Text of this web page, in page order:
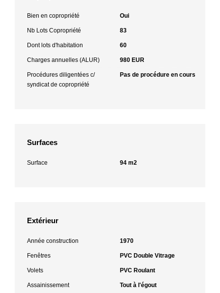
Bien en copropriété Oui
Nb Lots Copropriété 83
Dont lots d'habitation 60
Charges annuelles (ALUR) 980 EUR
Procédures diligentées c/
syndicat de copropriété
Pas de procédure en cours
Surfaces
Surface 94 m2
Extérieur
Année construction 1970
Fenêtres PVC Double Vitrage
Volets PVC Roulant
Assainissement Tout à l'égout